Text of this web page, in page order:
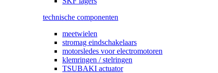
technische componenten
meetwielen
stromag eindschakelaars
motorsledes voor electromotoren
klemringen / stelringen
TSUBAKI actuator